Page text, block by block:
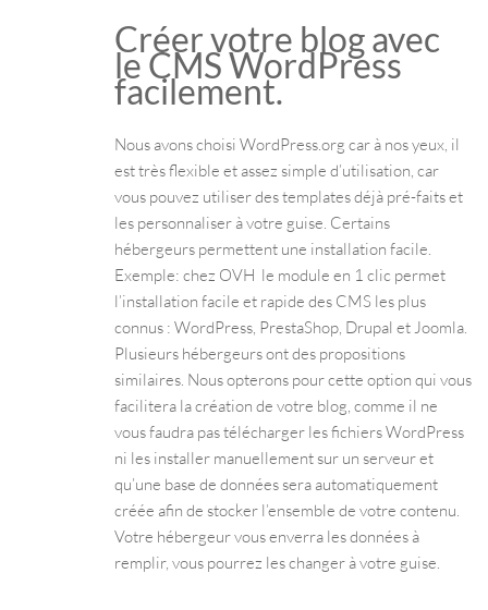
Créer votre blog avec
le CMS WordPress
facilement.
Nous avons choisi WordPress.org car à nos yeux, il
est très flexible et assez simple d’utilisation, car
vous pouvez utiliser des templates déjà pré-faits et
les personnaliser à votre guise. Certains
hébergeurs permettent une installation facile.
Exemple: chez OVH le module en 1 clic permet
l’installation facile et rapide des CMS les plus
connus : WordPress, PrestaShop, Drupal et Joomla.
Plusieurs hébergeurs ont des propositions
similaires. Nous opterons pour cette option qui vous
facilitera la création de votre blog, comme il ne
vous faudra pas télécharger les fichiers WordPress
ni les installer manuellement sur un serveur et
qu’une base de données sera automatiquement
créée afin de stocker l’ensemble de votre contenu.
Votre hébergeur vous enverra les données à
remplir, vous pourrez les changer à votre guise.